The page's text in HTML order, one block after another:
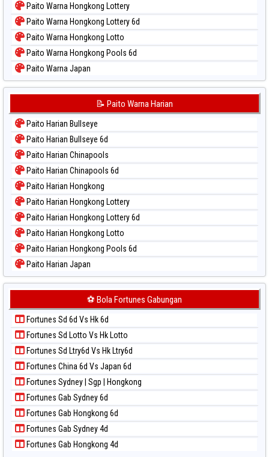
Paito Warna Hongkong Lottery
Paito Warna Hongkong Lottery 6d
Paito Warna Hongkong Lotto
Paito Warna Hongkong Pools 6d
Paito Warna Japan
Paito Warna Japan 6d
Paito Warna Kuda Lari
Paito Warna Magnum Cambodia
Paito Warna Nagoya
Paito Warna New York Midday
Paito Warna North Carolina Day
Paito Warna Pcso
Paito Warna Pennsylvania Day
Paito Warna Sao Paulo
Paito Warna Singapore
Paito Warna Sydney
Paito Warna Sydney Lottery
Paito Warna Sydney Lotto
Paito Warna Sydney Pools 6d
Paito Warna Taipei
Paito Warna Taiwan
📝 Paito Warna Harian
Paito Harian Bullseye
Paito Harian Bullseye 6d
Paito Harian Chinapools
Paito Harian Chinapools 6d
Paito Harian Hongkong
Paito Harian Hongkong Lottery
Paito Harian Hongkong Lottery 6d
Paito Harian Hongkong Lotto
Paito Harian Hongkong Pools 6d
Paito Harian Japan
Paito Harian Japan 6d
Paito Harian Korea
Paito Harian Kuda Lari
Paito Harian Magnum Cambodia
Paito Harian Nagoya
Paito Harian New York Midday
Paito Harian North Carolina Day
Paito Harian Pcso
Paito Harian Pennsylvania Day
Paito Harian Sao Paulo
Paito Harian Singapore
Paito Harian Sydney
⚽ Bola Fortunes Gabungan
Fortunes Sd 6d Vs Hk 6d
Fortunes Sd Lotto Vs Hk Lotto
Fortunes Sd Ltry6d Vs Hk Ltry6d
Fortunes China 6d Vs Japan 6d
Fortunes Sydney | Sgp | Hongkong
Fortunes Gab Sydney 6d
Fortunes Gab Hongkong 6d
Fortunes Gab Sydney 4d
Fortunes Gab Hongkong 4d